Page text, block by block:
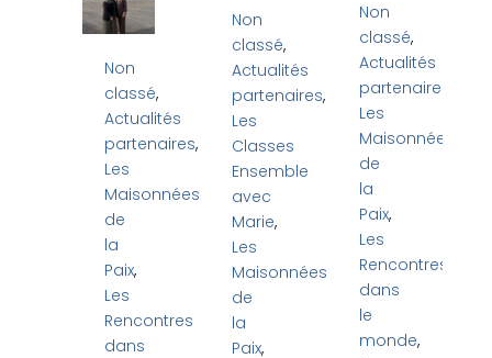
Non
classé,
Actualités
partenaires,
Les
Maisonnées
de
la
Paix,
Les
Rencontres
dans
Non
classé,
Actualités
partenaires,
Les
Classes
Ensemble
avec
Marie,
Les
Maisonnées
de
la
Paix,
Non
classé,
Actualités
partenaires
Les
Maisonnées
de
la
Paix,
Les
Rencontres
dans
le
monde,